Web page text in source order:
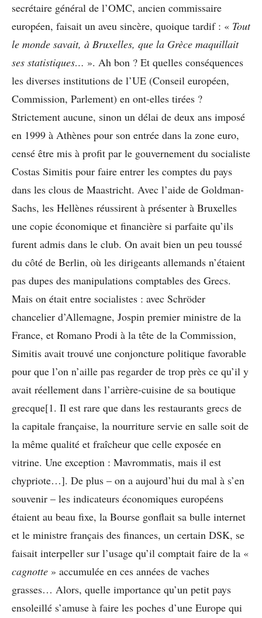
secrétaire général de l’OMC, ancien commissaire
européen, faisait un aveu sincère, quoique tardif : « Tout
le monde savait, à Bruxelles, que la Grèce maquillait
ses statistiques… ». Ah bon ? Et quelles conséquences
les diverses institutions de l’UE (Conseil européen,
Commission, Parlement) en ont-elles tirées ?
Strictement aucune, sinon un délai de deux ans imposé
en 1999 à Athènes pour son entrée dans la zone euro,
censé être mis à profit par le gouvernement du socialiste
Costas Simitis pour faire entrer les comptes du pays
dans les clous de Maastricht. Avec l’aide de Goldman-
Sachs, les Hellènes réussirent à présenter à Bruxelles
une copie économique et financière si parfaite qu’ils
furent admis dans le club. On avait bien un peu toussé
du côté de Berlin, où les dirigeants allemands n’étaient
pas dupes des manipulations comptables des Grecs.
Mais on était entre socialistes : avec Schröder
chancelier d’Allemagne, Jospin premier ministre de la
France, et Romano Prodi à la tête de la Commission,
Simitis avait trouvé une conjoncture politique favorable
pour que l’on n’aille pas regarder de trop près ce qu’il y
avait réellement dans l’arrière-cuisine de sa boutique
grecque[1. Il est rare que dans les restaurants grecs de
la capitale française, la nourriture servie en salle soit de
la même qualité et fraîcheur que celle exposée en
vitrine. Une exception : Mavrommatis, mais il est
chypriote…]. De plus – on a aujourd’hui du mal à s’en
souvenir – les indicateurs économiques européens
étaient au beau fixe, la Bourse gonflait sa bulle internet
et le ministre français des finances, un certain DSK, se
faisait interpeller sur l’usage qu’il comptait faire de la «
cagnotte » accumulée en ces années de vaches
grasses… Alors, quelle importance qu’un petit pays
ensoleillé s’amuse à faire les poches d’une Europe qui